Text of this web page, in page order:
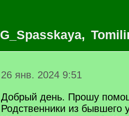
G_Spasskaya,
26 янв. 2024 9:51
Добрый день. Прошу
Родственники из бывшего